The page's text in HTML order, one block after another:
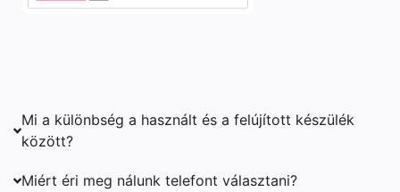
Mi a különbség a használt és a felújított készülék
között?
Miért éri meg nálunk telefont választani?